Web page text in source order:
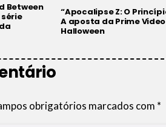
Between
série
“Apocalipse Z: O
A aposta da Prime
Halloween
obrigatórios marcados com *